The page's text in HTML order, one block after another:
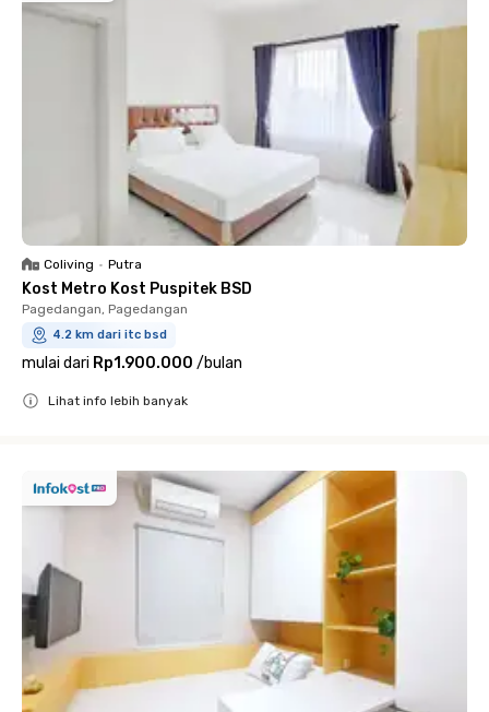
Coliving • Putra
Kost Metro Kost Puspitek BSD
Pagedangan, Pagedangan
4.2 km dari itc bsd
mulai dari Rp1.900.000 /bulan
Lihat info lebih banyak